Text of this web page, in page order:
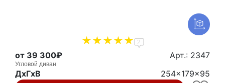
2
от 39 300₽ Арт.: 2347
Угловой диван
ДxГxВ 254x179x95